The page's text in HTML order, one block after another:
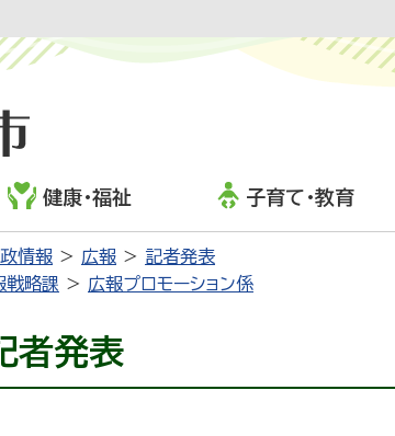
健康・福祉 子育て・教育
情報 広報
記者発表
戦略課 広報プロモーション係
発表